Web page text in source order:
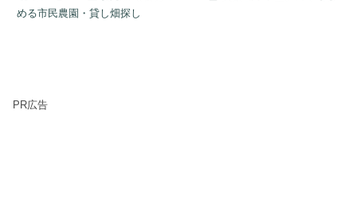
める市民農園・貸し畑探し
PR広告